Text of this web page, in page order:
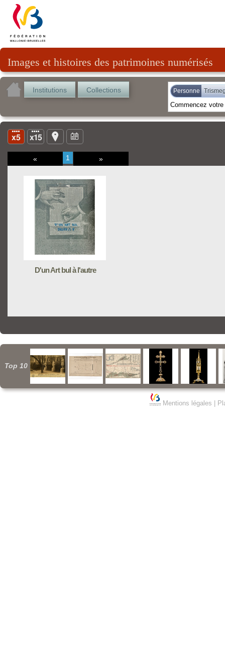
Images et histoires des patrimoines numérisés
Institutions Collections Personne
« 1 »
D'un Art bul à l'autre
Top 10
Mentions légales